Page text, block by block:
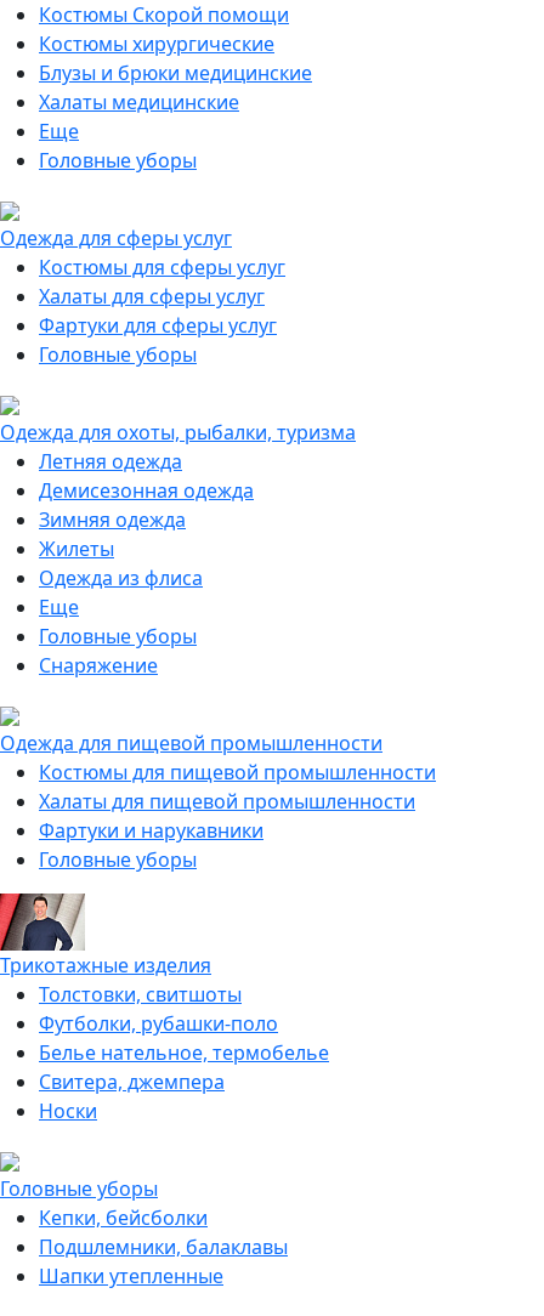
Костюмы Скорой помощи
Костюмы хирургические
Блузы и брюки медицинские
Халаты медицинские
Еще
Головные уборы
Одежда для сферы услуг
Костюмы для сферы услуг
Халаты для сферы услуг
Фартуки для сферы услуг
Головные уборы
Одежда для охоты, рыбалки, туризма
Летняя одежда
Демисезонная одежда
Зимняя одежда
Жилеты
Одежда из флиса
Еще
Головные уборы
Снаряжение
Одежда для пищевой промышленности
Костюмы для пищевой промышленности
Халаты для пищевой промышленности
Фартуки и нарукавники
Головные уборы
Трикотажные изделия
Толстовки, свитшоты
Футболки, рубашки-поло
Белье нательное, термобелье
Свитера, джемпера
Носки
Головные уборы
Кепки, бейсболки
Подшлемники, балаклавы
Шапки утепленные